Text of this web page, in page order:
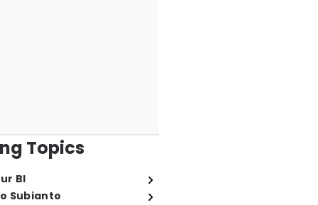
Topics
BI
Subianto